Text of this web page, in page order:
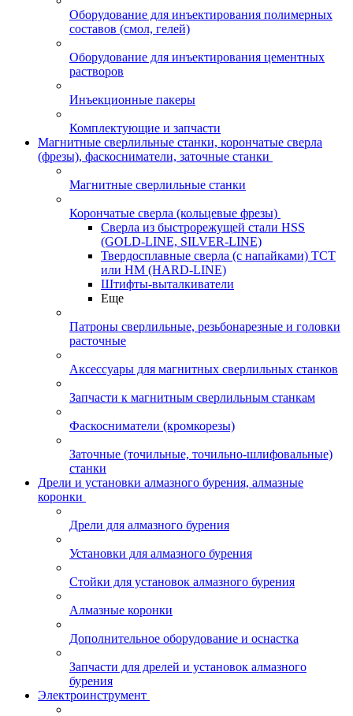
Оборудование для инъектирования полимерных
составов (смол, гелей)
Оборудование для инъектирования цементных
растворов
Инъекционные пакеры
Комплектующие и запчасти
Магнитные сверлильные станки, корончатые сверла
(фрезы), фаскосниматели, заточные станки
Магнитные сверлильные станки
Корончатые сверла (кольцевые фрезы)
Сверла из быстрорежущей стали HSS
(GOLD-LINE, SILVER-LINE)
Твердосплавные сверла (с напайками) ТСТ
или HM (HARD-LINE)
Штифты-выталкиватели
Еще
Патроны сверлильные, резьбонарезные и головки
расточные
Аксессуары для магнитных сверлильных станков
Запчасти к магнитным сверлильным станкам
Фаскосниматели (кромкорезы)
Заточные (точильные, точильно-шлифовальные)
станки
Дрели и установки алмазного бурения, алмазные
коронки
Дрели для алмазного бурения
Установки для алмазного бурения
Стойки для установок алмазного бурения
Алмазные коронки
Дополнительное оборудование и оснастка
Запчасти для дрелей и установок алмазного
бурения
Электроинструмент